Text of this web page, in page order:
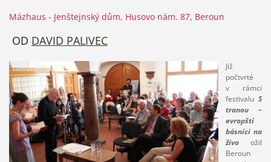
Mázhaus - Jenštejnský dům, Husovo nám. 87, Beroun
OD DAVID PALIVEC
Již
počtvrté
v rámci
festivaluS
tranou –
evropští
básníci na
živoožil
Beroun